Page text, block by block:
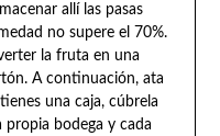
allí las pasas
no supere el 70%.
la fruta en una
A continuación, ata
una caja, cúbrela
propia bodega y cada